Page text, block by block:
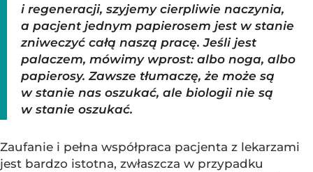
i regeneracji, szyjemy cierpliwie naczynia,
a pacjent jednym papierosem jest w stanie
zniweczyć całą naszą pracę. Jeśli jest
palaczem, mówimy wprost: albo noga, albo
papierosy. Zawsze tłumaczę, że może są
w stanie nas oszukać, ale biologii nie są
w stanie oszukać.
Zaufanie i pełna współpraca pacjenta z lekarzami
jest bardzo istotna, zwłaszcza w przypadku